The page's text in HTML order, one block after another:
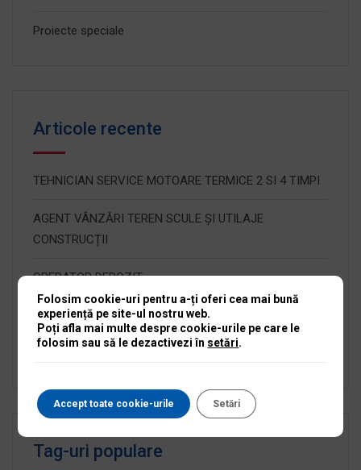
Proiecte speciale
Articole recente
TEHNICIAN SERVICE MOTOARE TERMICE 2 SI 4 TIMPI
AGENT VÂNZĂRI TEREN SCULE ȘI UTILAJE
CONSTRUCȚII
OPERATOR DEPOZIT
RECEPȚIONER SERVICE SCULE ȘI UTILAJE
Angajăm Manager Service Scule și Utilaje Iași
Tag-uri populare
Folosim cookie-uri pentru a-ți oferi cea mai bună
experiență pe site-ul nostru web.
Poți afla mai multe despre cookie-urile pe care le
folosim sau să le dezactivezi în setări.
Accept toate cookie-urile Setări